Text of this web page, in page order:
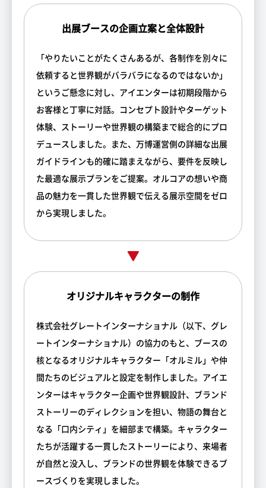
出展ブースの企画立案と全体設計
「やりたいことがたくさんあるが、各制作を別々に
依頼すると世界観がバラバラになるのではないか」
というご懸念に対し、アイエンターは初期段階から
お客様と丁寧に対話。コンセプト設計やターゲット
体験、ストーリーや世界観の構築まで総合的にプロ
デュースしました。また、万博運営側の詳細な出展
ガイドラインも的確に踏まえながら、要件を反映し
た最適な展示プランをご提案。オルコアの想いや商
品の魅力を一貫した世界観で伝える展示空間をゼロ
から実現しました。
オリジナルキャラクターの制作
株式会社グレートインターナショナル（以下、グレ
ートインターナショナル）の協力のもと、ブースの
核となるオリジナルキャラクター「オルミル」や仲
間たちのビジュアルと設定を制作しました。アイエ
ンターはキャラクター企画や世界観設計、ブランド
ストーリーのディレクションを担い、物語の舞台と
なる「口内シティ」を細部まで構築。キャラクター
たちが活躍する一貫したストーリーにより、来場者
が自然と没入し、ブランドの世界観を体験できるブ
ースづくりを実現しました。